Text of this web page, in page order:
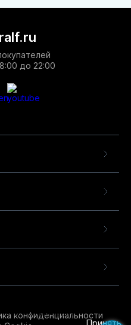
до 22:00
конфиденциальности
использовать